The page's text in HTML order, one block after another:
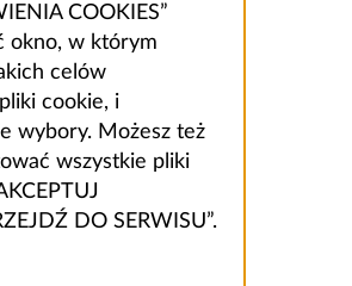
COOKIES”
okno, w którym
celów
cookie, i
wybory. Możesz też
wszystkie pliki
DO SERWISU”.